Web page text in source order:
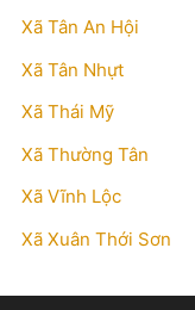
Xã Tân An Hội
Xã Tân Nhựt
Xã Thái Mỹ
Xã Thường Tân
Xã Vĩnh Lộc
Xã Xuân Thới Sơn